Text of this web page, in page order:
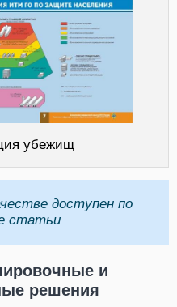
убежищ
доступен по
статьи
и
решения